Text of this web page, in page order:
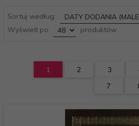
Sortuj według:
sort
Wyświetl po
pop produktów
1 2 3
7